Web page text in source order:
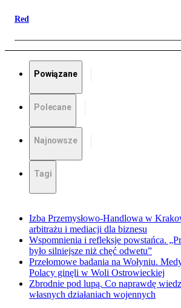
Red
Powiązane
Polecane
Najnowsze
Tagi
Izba Przemysłowo-Handlowa w
arbitrażu i mediacji dla biznesu
Wspomnienia i refleksje powstańca.
było silniejsze niż chęć odwetu”
Przełomowe badania na Wołyniu.
Polacy ginęli w Woli Ostrowieckiej
Zbrodnie pod lupą. Co naprawdę
własnych działaniach wojennych